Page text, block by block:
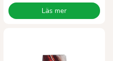
Läs mer